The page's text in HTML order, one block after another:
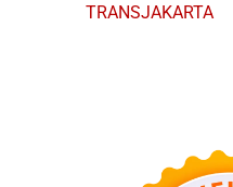
TRANSJAKARTA